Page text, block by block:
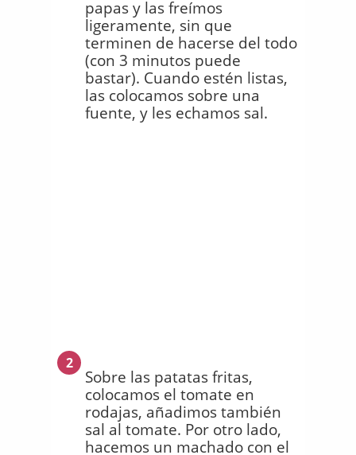
papas y las freímos
ligeramente, sin que
terminen de hacerse del todo
(con 3 minutos puede
bastar). Cuando estén listas,
las colocamos sobre una
fuente, y les echamos sal.
2
Sobre las patatas fritas,
colocamos el tomate en
rodajas, añadimos también
sal al tomate. Por otro lado,
hacemos un machado con el